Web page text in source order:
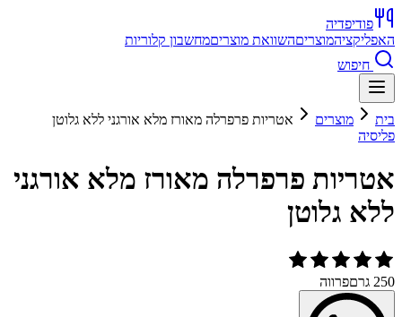
פודיפדיה
האפליקציהמוצריםהשוואת מוצריםמחשבון קלוריות
חיפוש
בית מוצרים
אטריות פרפרלה מאורז מלא אורגני ללא גלוטן
פליסיה
אטריות פרפרלה מאורז מלא אורגני
ללא גלוטן
250 גרם פרווה